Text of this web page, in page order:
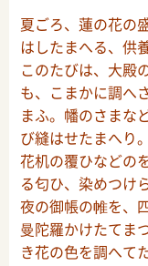
夏ごろ、蓮の花の
はしたまへる、供
このたびは、大殿
も、こまかに調へ
まふ。幡のさまな
び縫はせたまへり
花机の覆ひなどの
る匂ひ、染めつけ
夜の御帳の帷を、
曼陀羅かけたてま
き花の色を調へて